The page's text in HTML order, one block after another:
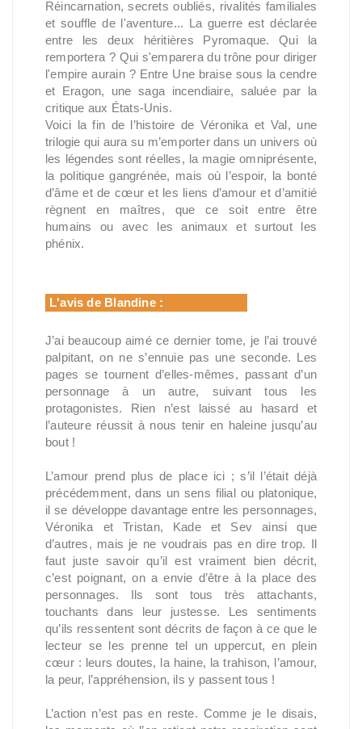
Réincarnation, secrets oubliés, rivalités familiales
et souffle de l'aventure... La guerre est déclarée
entre les deux héritières Pyromaque. Qui la
remportera ? Qui s'emparera du trône pour diriger
l'empire aurain ? Entre Une braise sous la cendre
et Eragon, une saga incendiaire, saluée par la
critique aux États-Unis.
Voici la fin de l’histoire de Véronika et Val, une
trilogie qui aura su m’emporter dans un univers où
les légendes sont réelles, la magie omniprésente,
la politique gangrénée, mais où l’espoir, la bonté
d’âme et de cœur et les liens d’amour et d’amitié
règnent en maîtres, que ce soit entre être
humains ou avec les animaux et surtout les
phénix.
L'avis de Blandine :
J’ai beaucoup aimé ce dernier tome, je l’ai trouvé
palpitant, on ne s’ennuie pas une seconde. Les
pages se tournent d’elles-mêmes, passant d’un
personnage à un autre, suivant tous les
protagonistes. Rien n’est laissé au hasard et
l’auteure réussit à nous tenir en haleine jusqu’au
bout !
L’amour prend plus de place ici ; s’il l’était déjà
précédemment, dans un sens filial ou platonique,
il se développe davantage entre les personnages,
Véronika et Tristan, Kade et Sev ainsi que
d’autres, mais je ne voudrais pas en dire trop. Il
faut juste savoir qu’il est vraiment bien décrit,
c’est poignant, on a envie d’être à la place des
personnages. Ils sont tous très attachants,
touchants dans leur justesse. Les sentiments
qu’ils ressentent sont décrits de façon à ce que le
lecteur se les prenne tel un uppercut, en plein
cœur : leurs doutes, la haine, la trahison, l’amour,
la peur, l’appréhension, ils y passent tous !
L’action n’est pas en reste. Comme je le disais,